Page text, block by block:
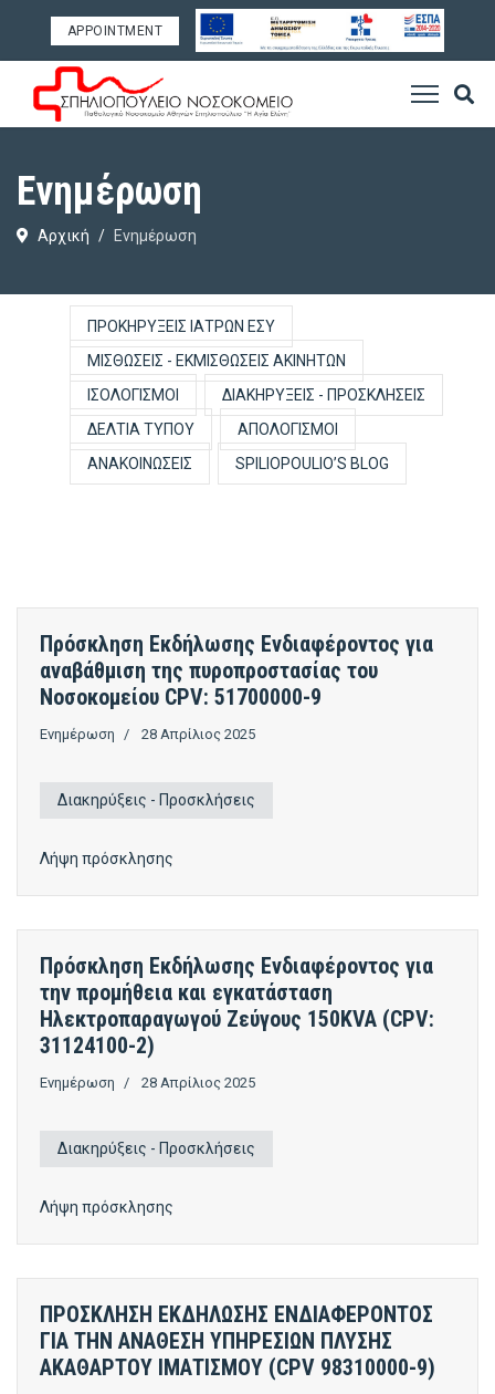
APPOINTMENT
Ενημέρωση
Αρχική Ενημέρωση
ΠΡΟΚΗΡΎΞΕΙΣ ΙΑΤΡΏΝ ΕΣΥ
ΜΙΣΘΏΣΕΙΣ - ΕΚΜΙΣΘΏΣΕΙΣ ΑΚΙΝΉΤΩΝ
ΙΣΟΛΟΓΙΣΜΟΊ
ΔΙΑΚΗΡΎΞΕΙΣ - ΠΡΟΣΚΛΉΣΕΙΣ
ΔΕΛΤΊΑ ΤΎΠΟΥ
ΑΠΟΛΟΓΙΣΜΟΊ
ΑΝΑΚΟΙΝΏΣΕΙΣ
SPILIOPOULIO’S BLOG
Πρόσκληση Εκδήλωσης Ενδιαφέροντος για
αναβάθμιση της πυροπροστασίας του
Νοσοκομείου CPV: 51700000-9
Ενημέρωση 28 Απρίλιος 2025
Διακηρύξεις - Προσκλήσεις
Λήψη πρόσκλησης
Πρόσκληση Εκδήλωσης Ενδιαφέροντος για
την προμήθεια και εγκατάσταση
Ηλεκτροπαραγωγού Ζεύγους 150KVA (CPV:
31124100-2)
Ενημέρωση 28 Απρίλιος 2025
Διακηρύξεις - Προσκλήσεις
Λήψη πρόσκλησης
ΠΡΟΣΚΛΗΣΗ ΕΚΔΗΛΩΣΗΣ ΕΝΔΙΑΦΕΡΟΝΤΟΣ
ΓΙΑ ΤΗΝ ΑΝΑΘΕΣΗ ΥΠΗΡΕΣΙΩΝ ΠΛΥΣΗΣ
ΑΚΑΘΑΡΤΟΥ ΙΜΑΤΙΣΜΟΥ (CPV 98310000-9)